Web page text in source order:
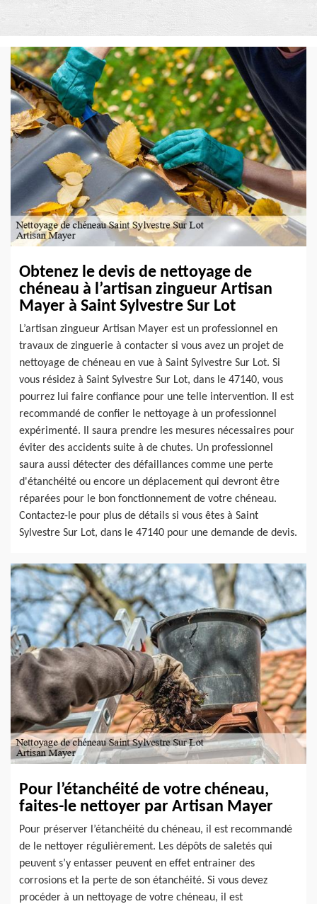
Obtenez le devis de nettoyage de
chéneau à l’artisan zingueur Artisan
Mayer à Saint Sylvestre Sur Lot
L’artisan zingueur Artisan Mayer est un professionnel en
travaux de zinguerie à contacter si vous avez un projet de
nettoyage de chéneau en vue à Saint Sylvestre Sur Lot. Si
vous résidez à Saint Sylvestre Sur Lot, dans le 47140, vous
pourrez lui faire confiance pour une telle intervention. Il est
recommandé de confier le nettoyage à un professionnel
expérimenté. Il saura prendre les mesures nécessaires pour
éviter des accidents suite à de chutes. Un professionnel
saura aussi détecter des défaillances comme une perte
d'étanchéité ou encore un déplacement qui devront être
réparées pour le bon fonctionnement de votre chéneau.
Contactez-le pour plus de détails si vous êtes à Saint
Sylvestre Sur Lot, dans le 47140 pour une demande de devis.
Pour l’étanchéité de votre chéneau,
faites-le nettoyer par Artisan Mayer
Pour préserver l’étanchéité du chéneau, il est recommandé
de le nettoyer régulièrement. Les dépôts de saletés qui
peuvent s’y entasser peuvent en effet entrainer des
corrosions et la perte de son étanchéité. Si vous devez
procéder à un nettoyage de votre chéneau, il est